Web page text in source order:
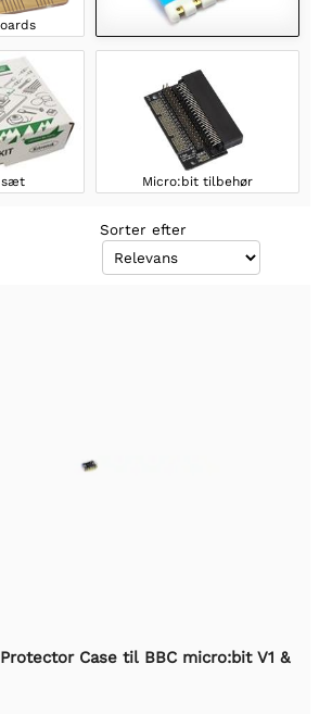
sæt Micro:bit tilbehør
Sorter efter
Case til BBC micro:bit V1 &